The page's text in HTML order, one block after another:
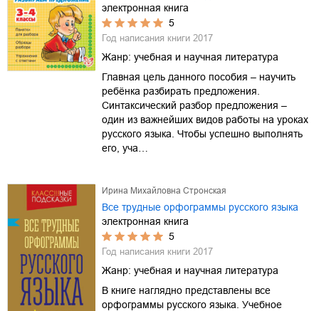
электронная книга
5
Год написания книги 2017
Жанр: учебная и научная литература
Главная цель данного пособия – научить
ребёнка разбирать предложения.
Синтаксический разбор предложения –
один из важнейших видов работы на уроках
русского языка. Чтобы успешно выполнять
его, уча…
Ирина Михайловна Стронская
Все трудные орфограммы русского языка
электронная книга
5
Год написания книги 2017
Жанр: учебная и научная литература
В книге наглядно представлены все
орфограммы русского языка. Учебное